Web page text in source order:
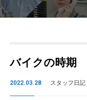
バイクの時期
2022.03.28 スタッフ日記